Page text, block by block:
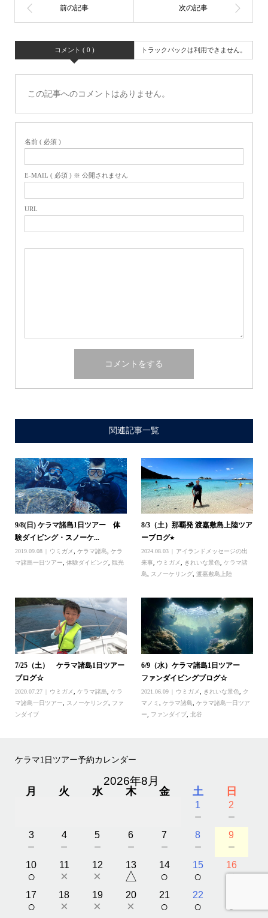
コメント ( 0 ) トラックバックは利用できません。
この記事へのコメントはありません。
名前 ( 必須 )
E-MAIL ( 必須 ) ※ 公開されません
URL
関連記事一覧
9/8(日) ケラマ諸島1日ツアー 体
験ダイビング・スノーケ...
2019.09.08 ウミガメ, ケラマ諸島, ケラ
マ諸島一日ツアー, 体験ダイビング, 観光
8/3（土）那覇発 渡嘉敷島上陸ツア
ーブログ⭐︎
2024.08.03
アイランドメッセージの出
来事, ウミガメ, きれいな景色,ケラマ諸
島, スノーケリング,渡嘉敷島上陸
7/25（土） ケラマ諸島1日ツアー
ブログ☆
2020.07.27 ウミガメ ケラマ諸島
ケラ
マ諸島一日ツアー
スノーケリング,
ファ
ンダイブ
6/9（水）ケラマ諸島1日ツアー
ファンダイビングブログ☆
2021.06.09 ウミガメ きれいな景色
ク
マノミ
,ケラマ諸島 ,ケラマ諸島一日ツア
ー
ファンダイブ ,北谷
ケラマ1日ツアー予約カレンダー
2026年8月
月 火 水 木 金 土 日
1
－
2
－
3
－
4
－
5
－
6
－
7
－
8
－
9
－
10
○
11
×
12
×
13
△
14
○
15
○
16
×
17
○
18
×
19
×
20
×
21
○
22
○ ○